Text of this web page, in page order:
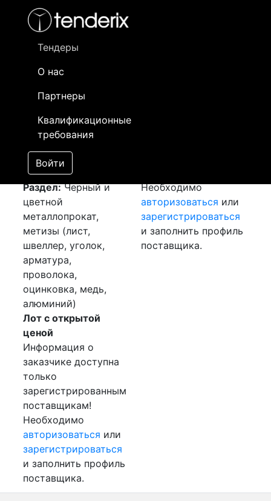
Тендеры
О нас
Партнеры
Квалификационные
требования
Войти
- активный лот
- сохраненный лот (не опубликован)
Закупка: Дроби ДСК
[Завершен]
Лот №:
АУКЦИОН (покупка
товара)
Раздел:Черный и
цветной
металлопрокат,
метизы (лист,
швеллер, уголок,
арматура,
проволока,
оцинковка, медь,
алюминий)
Лот с открытой
ценой
Информация о
заказчике доступна
только
зарегистрированным
поставщикам!
Необходимо
авторизоваться или
зарегистрироваться
и заполнить профиль
поставщика.
Необходимо
авторизоваться или
зарегистрироваться
и заполнить профиль
поставщика.